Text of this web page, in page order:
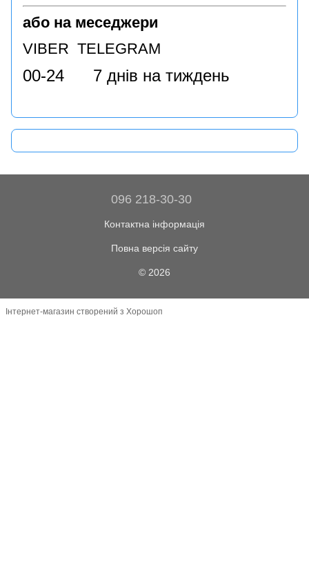
або на меседжери
VIBER TELEGRAM
00-24 7 днів на тиждень
096 218-30-30
Контактна інформація
Повна версія сайту
© 2026
Інтернет-магазин створений з Хорошоп